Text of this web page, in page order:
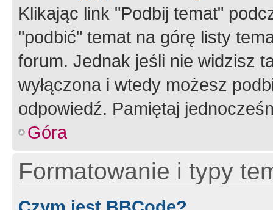
Klikając link "Podbij temat"
"podbić" temat na górę listy
forum. Jednak jeśli nie widzisz
wyłączona i wtedy możesz
odpowiedź. Pamiętaj
Góra
Formatowanie i typy